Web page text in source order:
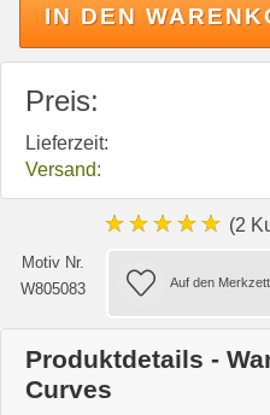
IN DEN
Preis:
Lieferzeit:
Versand:
★★★★★ (2
Motiv Nr.
W805083
Produktdetails -
Curves